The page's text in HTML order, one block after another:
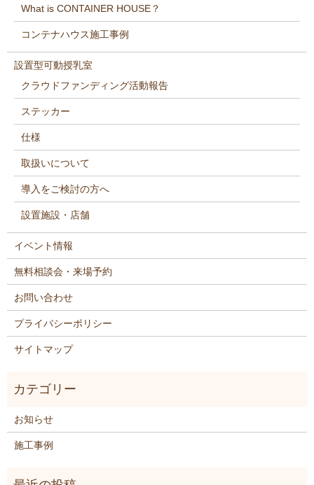
What is CONTAINER HOUSE？
コンテナハウス施工事例
設置型可動授乳室
クラウドファンディング活動報告
ステッカー
仕様
取扱いについて
導入をご検討の方へ
設置施設・店舗
イベント情報
無料相談会・来場予約
お問い合わせ
プライバシーポリシー
サイトマップ
お知らせ
施工事例